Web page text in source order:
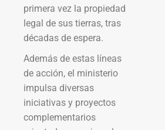
primera vez la propiedad
legal de sus tierras, tras
décadas de espera.
Además de estas líneas
de acción, el ministerio
impulsa diversas
iniciativas y proyectos
complementarios